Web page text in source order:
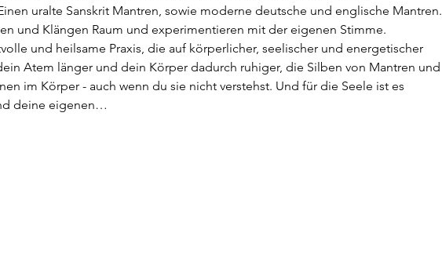
uralte Sanskrit Mantren, sowie moderne deutsche und englische Mantren.
und Klängen Raum und experimentieren mit der eigenen Stimme.
und heilsame Praxis, die auf körperlicher, seelischer und energetischer
Atem länger und dein Körper dadurch ruhiger, die Silben von Mantren und
im Körper - auch wenn du sie nicht verstehst. Und für die Seele ist es
deine eigenen…